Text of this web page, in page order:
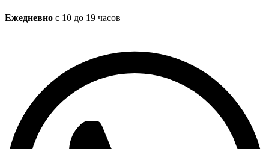
Ежедневно с 10 до 19 часов